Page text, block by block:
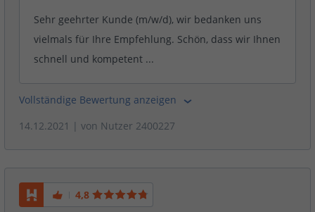
Sehr geehrter Kunde (m/w/d), wir bedanken uns
vielmals für Ihre Empfehlung. Schön, dass wir Ihnen
schnell und kompetent ...
Vollständige Bewertung anzeigen
14.12.2021 | von Nutzer 2400227
4,8